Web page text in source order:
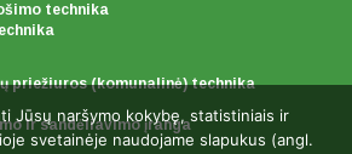
technika
priežiuros (komunalinė) technika
ir sandėliavimo įranga
Jūsų naršymo kokybę, statistiniais ir
svetainėje naudojame slapukus (angl.